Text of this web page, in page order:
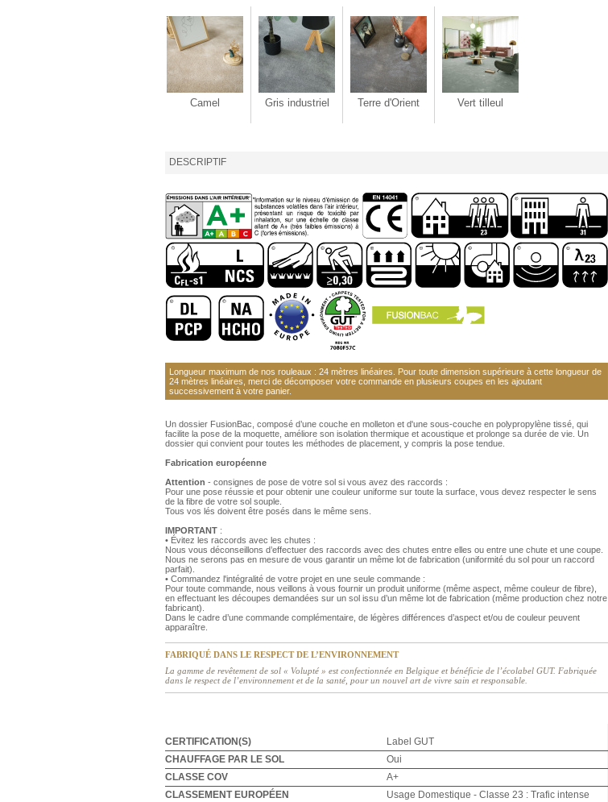
Camel Gris industriel Terre d'Orient Vert tilleul
DESCRIPTIF
Longueur maximum de nos rouleaux : 24 mètres linéaires. Pour toute dimension supérieure à cette longueur de
24 mètres linéaires, merci de décomposer votre commande en plusieurs coupes en les ajoutant
successivement à votre panier.
Un dossier FusionBac, composé d’une couche en molleton et d'une sous-couche en polypropylène tissé, qui
facilite la pose de la moquette, améliore son isolation thermique et acoustique et prolonge sa durée de vie. Un
dossier qui convient pour toutes les méthodes de placement, y compris la pose tendue.
Fabrication européenne
Attention - consignes de pose de votre sol si vous avez des raccords :
Pour une pose réussie et pour obtenir une couleur uniforme sur toute la surface, vous devez respecter le sens
de la fibre de votre sol souple.
Tous vos lés doivent être posés dans le même sens.
IMPORTANT :
• Évitez les raccords avec les chutes :
Nous vous déconseillons d’effectuer des raccords avec des chutes entre elles ou entre une chute et une coupe.
Nous ne serons pas en mesure de vous garantir un même lot de fabrication (uniformité du sol pour un raccord
parfait).
• Commandez l'intégralité de votre projet en une seule commande :
Pour toute commande, nous veillons à vous fournir un produit uniforme (même aspect, même couleur de fibre),
en effectuant les découpes demandées sur un sol issu d’un même lot de fabrication (même production chez notre
fabricant).
Dans le cadre d’une commande complémentaire, de légères différences d’aspect et/ou de couleur peuvent
apparaître.
FABRIQUÉ DANS LE RESPECT DE L’ENVIRONNEMENT
La gamme de revêtement de sol « Volupté » est confectionnée en Belgique et bénéficie de l’écolabel GUT. Fabriquée
dans le respect de l’environnement et de la santé, pour un nouvel art de vivre sain et responsable.
CERTIFICATION(S)
Label GUT
CHAUFFAGE PAR LE SOL
Oui
CLASSE COV
A+
CLASSEMENT EUROPÉEN
Usage Domestique - Classe 23 : Trafic intense